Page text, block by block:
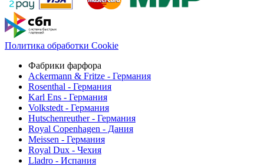
Политика обработки Cookie
Фабрики фарфора
Ackermann & Fritze - Германия
Rosenthal - Германия
Karl Ens - Германия
Volkstedt - Германия
Hutschenreuther - Германия
Royal Copenhagen - Дания
Meissen - Германия
Royal Dux - Чехия
Lladro - Испания